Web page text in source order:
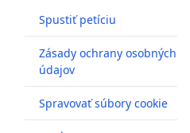
Spustiť petíciu
Zásady ochrany osobných
údajov
Spravovať súbory cookie